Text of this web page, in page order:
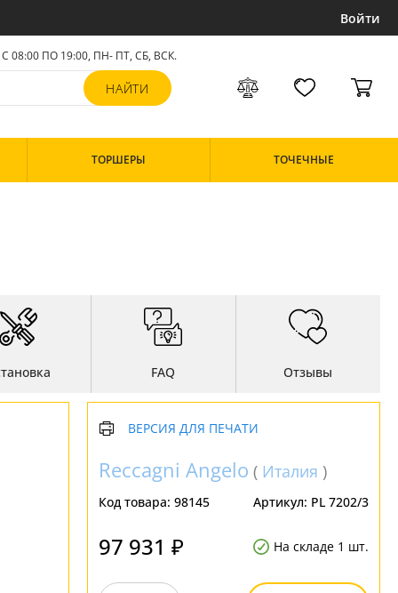
Войти
С 08:00 ПО 19:00, ПН- ПТ, СБ, ВСК.
ТОРШЕРЫ ТОЧЕЧНЫЕ
FAQ Отзывы
ВЕРСИЯ ДЛЯ ПЕЧАТИ
Reccagni Angelo ( Италия )
Код товара: 98145 Артикул: PL 7202/3
97 931 ₽ На складе 1 шт.